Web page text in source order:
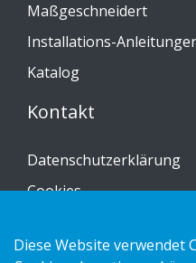
Maßgeschneidert
Installations-
Katalog
Kontakt
Datenschutzerklärung
Cookies
Diese Website verwendet